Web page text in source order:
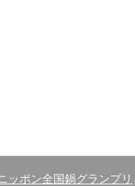
ニッポン全国鍋グランプリ